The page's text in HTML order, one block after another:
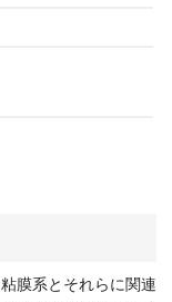
膜系とそれらに関連